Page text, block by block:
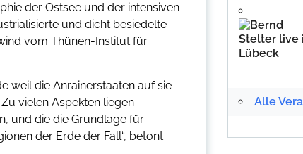
der Ostsee und der intensiven
und dicht besiedelte
vom Thünen-Institut für
weil die Anrainerstaaten auf sie
vielen Aspekten liegen
und die die Grundlage für
der Erde der Fall“, betont
Alle